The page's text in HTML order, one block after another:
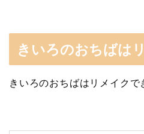
きいろのおちばは
きいろのおちばはリメイクで